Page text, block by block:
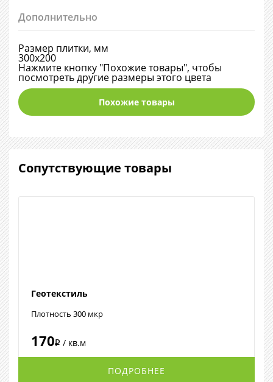
Дополнительно
Размер плитки, мм
300х200
Нажмите кнопку "Похожие товары", чтобы
посмотреть другие размеры этого цвета
Похожие товары
Сопутствующие товары
Геотекстиль
Плотность 300 мкр
170i / кв.м
ПОДРОБНЕЕ